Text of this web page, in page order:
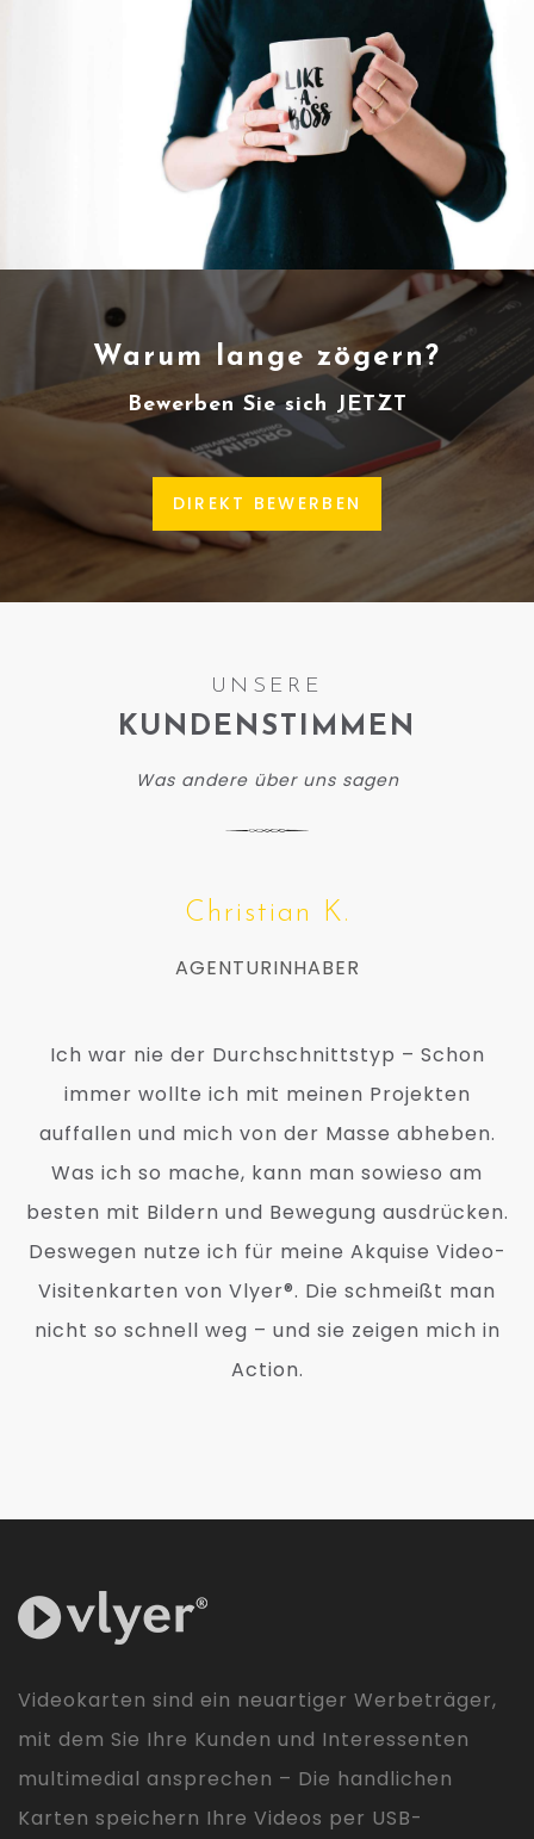
Warum lange zögern?
Bewerben Sie sich JETZT
DIREKT BEWERBEN
UNSERE
KUNDENSTIMMEN
Was andere über uns sagen
Christian K.
AGENTURINHABER
Ich war nie der Durchschnittstyp – Schon
immer wollte ich mit meinen Projekten
auffallen und mich von der Masse abheben.
Was ich so mache, kann man sowieso am
besten mit Bildern und Bewegung ausdrücken.
Deswegen nutze ich für meine Akquise Video-
Visitenkarten von Vlyer®. Die schmeißt man
nicht so schnell weg – und sie zeigen mich in
Action.
Videokarten sind ein neuartiger Werbeträger,
mit dem Sie Ihre Kunden und Interessenten
multimedial ansprechen – Die handlichen
Karten speichern Ihre Videos per USB-